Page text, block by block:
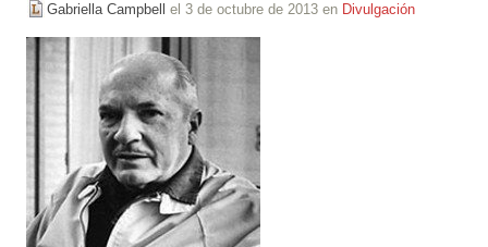
Gabriella Campbell el 3 de octubre de 2013 en Divulgación